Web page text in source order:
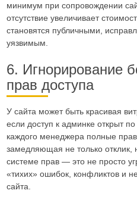
минимум при сопровождении
отсутствие увеличивает
становятся публичными,
уязвимым.
6. Игнорирование
прав доступа
У сайта может быть красивая
если доступ к админке открыт
каждого менеджера полные
замедляющая не только отклик,
системе прав — это не просто
«тихих» ошибок, конфликтов и
сайта.